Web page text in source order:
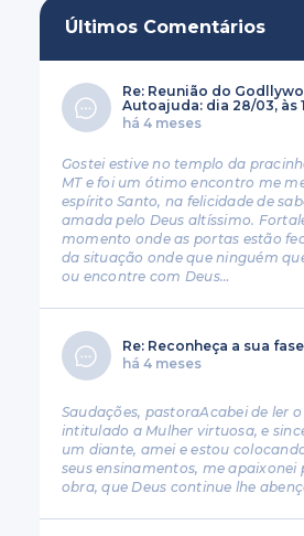
Últimos Comentários
Re: Reunião do
Autoajuda: dia 28/03, às
há 4 meses
Gostei estive no templo da
MT e foi um ótimo encontro me
espírito Santo, na felicidade de
amada pelo Deus altíssimo.
momento onde as portas estão
da situação onde que ninguém
ou encontre com Deus…
Re: Reconheça a sua
há 4 meses
Saudações, pastoraAcabei de ler o
intitulado a Mulher virtuosa, e
um diante, amei e estou
seus ensinamentos, me apaixonei
obra, que Deus continue lhe